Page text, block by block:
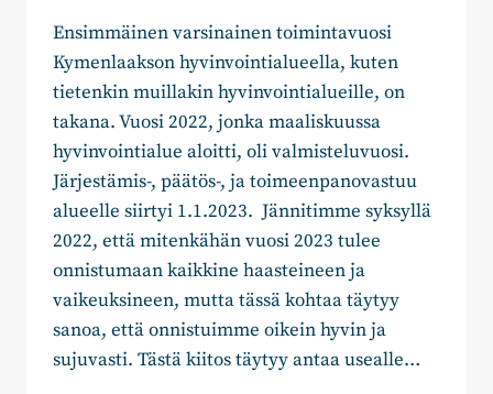
Ensimmäinen varsinainen toimintavuosi
Kymenlaakson hyvinvointialueella, kuten
tietenkin muillakin hyvinvointialueille, on
takana. Vuosi 2022, jonka maaliskuussa
hyvinvointialue aloitti, oli valmisteluvuosi.
Järjestämis-, päätös-, ja toimeenpanovastuu
alueelle siirtyi 1.1.2023. Jännitimme syksyllä
2022, että mitenkähän vuosi 2023 tulee
onnistumaan kaikkine haasteineen ja
vaikeuksineen, mutta tässä kohtaa täytyy
sanoa, että onnistuimme oikein hyvin ja
sujuvasti. Tästä kiitos täytyy antaa usealle…